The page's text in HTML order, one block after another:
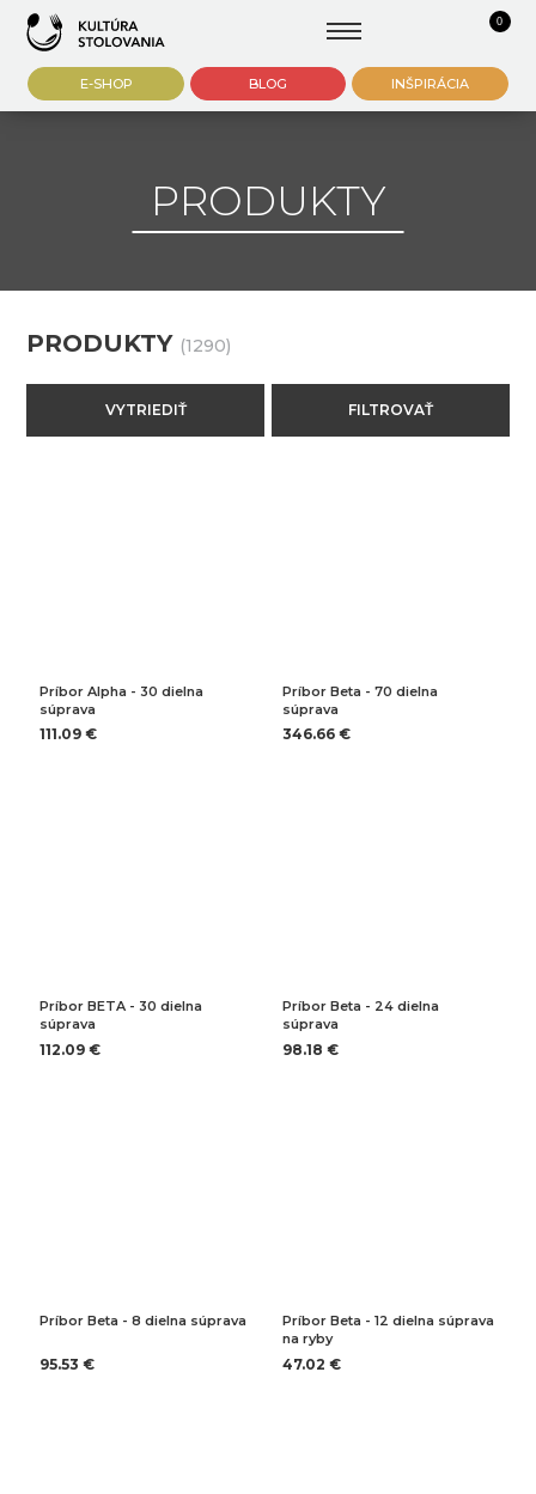
0
E-SHOP BLOG INŠPIRÁCIA
PRODUKTY
PRODUKTY (1290)
VYTRIEDIŤ FILTROVAŤ
Príbor Alpha - 30 dielna
súprava
111.09 €
Príbor Beta - 70 dielna
súprava
346.66 €
Príbor BETA - 30 dielna
súprava
112.09 €
Príbor Beta - 24 dielna
súprava
98.18 €
Príbor Beta - 8 dielna súprava
95.53 €
Príbor Beta - 12 dielna súprava
na ryby
47.02 €